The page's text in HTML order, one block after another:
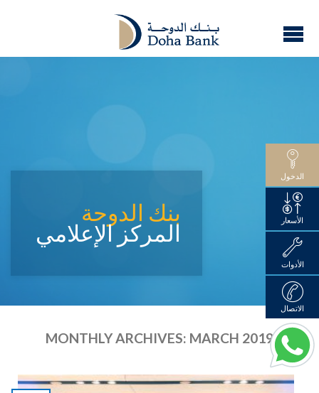
بنك الدوحة
المركز الإعلامي
MONTHLY ARCHIVES: MARCH 2019
الدخول
الأسعار
الأدوات
الاتصال